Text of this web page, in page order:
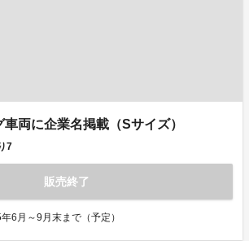
両に企業名掲載（Sサイズ）
7
販売終了
6月～9月末まで（予定）